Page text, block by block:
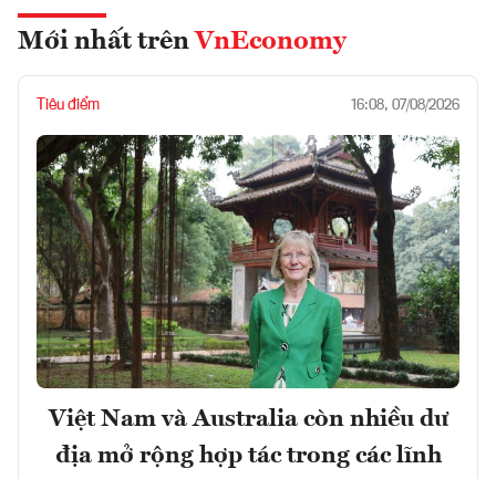
Mới nhất trên VnEconomy
Tiêu điểm 16:08, 07/08/2026
Việt Nam và Australia còn nhiều dư
địa mở rộng hợp tác trong các lĩnh